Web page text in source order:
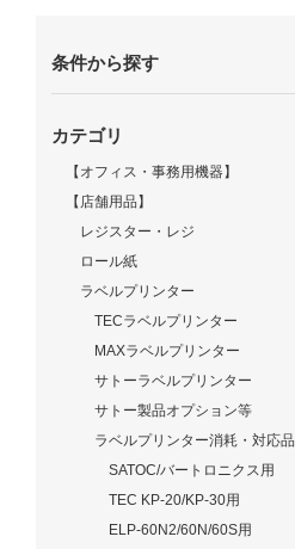
条件から探す
カテゴリ
【オフィス・事務用機器】
【店舗用品】
レジスター・レジ
ロール紙
ラベルプリンター
TECラベルプリンター
MAXラベルプリンター
サトーラベルプリンター
サトー製品オプション等
ラベルプリンター消耗・対応品
SATOC/バートロニクス用
TEC KP-20/KP-30用
ELP-60N2/60N/60S用